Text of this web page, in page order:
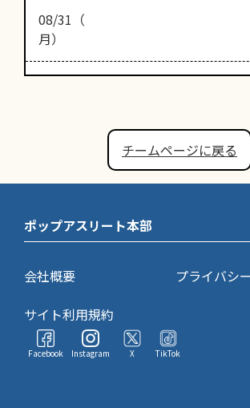
08/31（
月）
チームページに戻る
ポップアスリート本部
会社概要
プライバシ
サイト利用規約
Facebook Instagram X TikTok